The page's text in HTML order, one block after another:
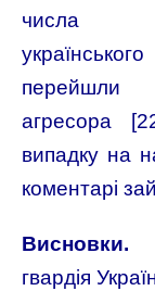
числа
перейшли
агресора
випадку на
коментарі
Висновки.
гвардія